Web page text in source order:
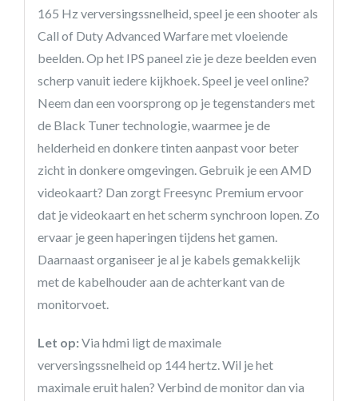
165 Hz verversingssnelheid, speel je een shooter als
Call of Duty Advanced Warfare met vloeiende
beelden. Op het IPS paneel zie je deze beelden even
scherp vanuit iedere kijkhoek. Speel je veel online?
Neem dan een voorsprong op je tegenstanders met
de Black Tuner technologie, waarmee je de
helderheid en donkere tinten aanpast voor beter
zicht in donkere omgevingen. Gebruik je een AMD
videokaart? Dan zorgt Freesync Premium ervoor
dat je videokaart en het scherm synchroon lopen. Zo
ervaar je geen haperingen tijdens het gamen.
Daarnaast organiseer je al je kabels gemakkelijk
met de kabelhouder aan de achterkant van de
monitorvoet.
Let op:Via hdmi ligt de maximale
verversingssnelheid op 144 hertz. Wil je het
maximale eruit halen? Verbind de monitor dan via